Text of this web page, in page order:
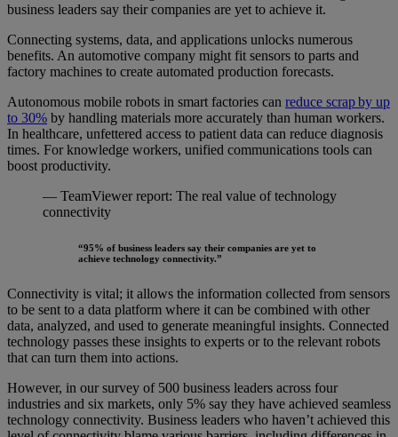
business leaders say their companies are yet to achieve it.
Connecting systems, data, and applications unlocks numerous
benefits. An automotive company might fit sensors to parts and
factory machines to create automated production forecasts.
Autonomous mobile robots in smart factories can reduce scrapby up
to 30% by handling materials more accurately than human workers.
In healthcare, unfettered access to patient data can reduce diagnosis
times. For knowledge workers, unified communications tools can
boost productivity.
— TeamViewer report: The real value of technology
connectivity
“95% of business leaders say their companies are yet to
achieve technology connectivity.”
Connectivity is vital; it allows the information collected from sensors
to be sent to a data platform where it can be combined with other
data, analyzed, and used to generate meaningful insights. Connected
technology passes these insights to experts or to the relevant robots
that can turn them into actions.
However, in our survey of 500 business leaders across four
industries and six markets, only 5% say they have achieved seamless
technology connectivity. Business leaders who haven’t achieved this